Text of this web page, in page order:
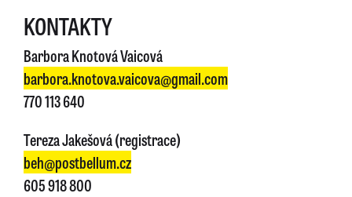
KONTAKTY
Barbora Knotová Vaicová
barbora.knotova.vaicova@gmail.com
770 113 640
Tereza Jakešová (registrace)
beh@postbellum.cz
605 918 800